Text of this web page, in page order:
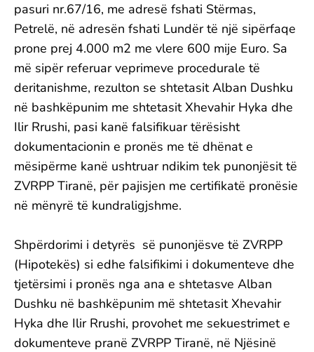
pasuri nr.67/16, me adresë fshati Stërmas,
Petrelë, në adresën fshati Lundër të një sipërfaqe
prone prej 4.000 m2 me vlere 600 mije Euro. Sa
më sipër referuar veprimeve procedurale të
deritanishme, rezulton se shtetasit Alban Dushku
në bashkëpunim me shtetasit Xhevahir Hyka dhe
Ilir Rrushi, pasi kanë falsifikuar tërësisht
dokumentacionin e pronës me të dhënat e
mësipërme kanë ushtruar ndikim tek punonjësit të
ZVRPP Tiranë, për pajisjen me certifikatë pronësie
në mënyrë të kundraligjshme.
Shpërdorimi i detyrës së punonjësve të ZVRPP
(Hipotekës) si edhe falsifikimi i dokumenteve dhe
tjetërsimi i pronës nga ana e shtetasve Alban
Dushku në bashkëpunim më shtetasit Xhevahir
Hyka dhe Ilir Rrushi, provohet me sekuestrimet e
dokumenteve pranë ZVRPP Tiranë, në Njësinë